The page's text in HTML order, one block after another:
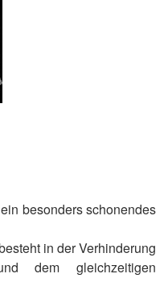
schonendes
in der Verhinderung
dem gleichzeitigen